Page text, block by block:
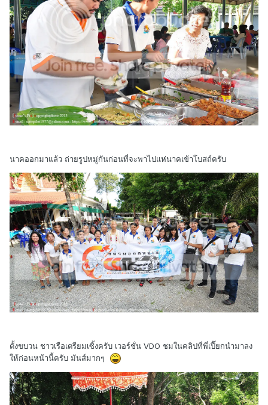
นาคออกมาแล้ว ถ่ายรูปหมู่กันก่อนที่จะพาไปแห่นาคเข้าโบสถ์ครับ
ตั้งขบวน ชาวเรือเตรียมเซิ้งครับ เวอร์ชั่น VDO ชมในคลิปที่พี่เปี๊ยกนำมาลง
ให้ก่อนหน้านี้ครับ มันส์มากๆ